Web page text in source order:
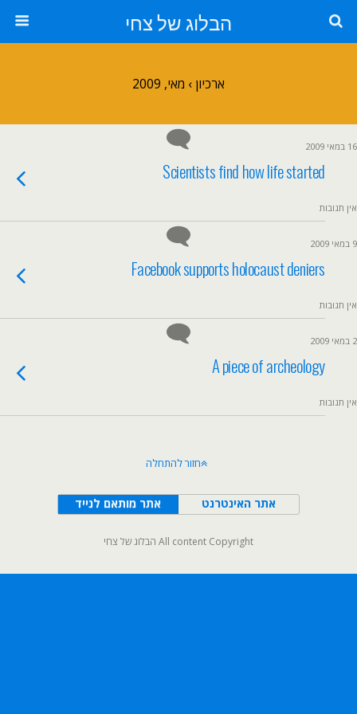
הבלוג של צחי
ארכיון › מאי, 2009
16 במאי 2009
Scientists find how life started
אין תגובות
9 במאי 2009
Facebook supports holocaust deniers
אין תגובות
2 במאי 2009
A piece of archeology
אין תגובות
חזור להתחלה
אתר מותאם לנייד אתר האינטרנט
All content Copyright הבלוג של צחי